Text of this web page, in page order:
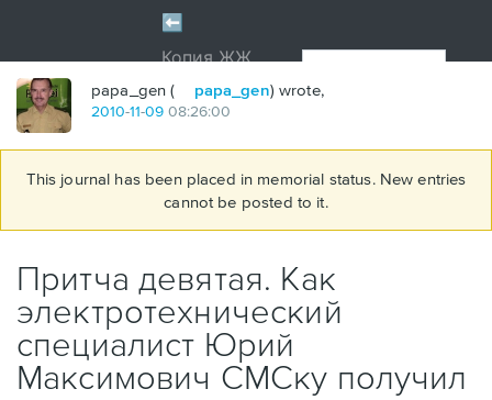
papa_gen ( papa_gen) wrote,
2010-11-09 08:26:00
This journal has been placed in memorial status. New entries
cannot be posted to it.
Притча девятая. Как
электротехнический
специалист Юрий
Максимович СМСку получил